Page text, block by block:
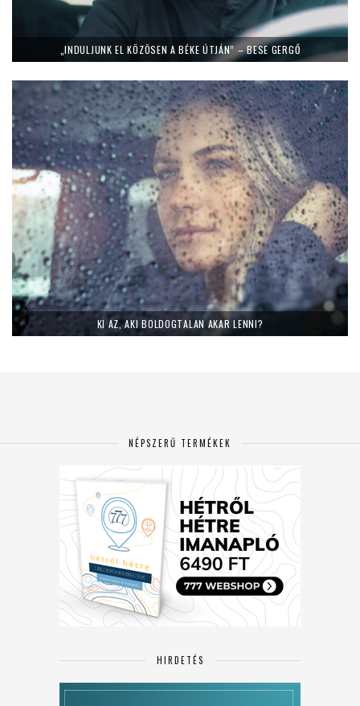
„INDULJUNK EL KÖZÖSEN A BÉKE ÚTJÁN” – BESE GERGŐ
KI AZ, AKI BOLDOGTALAN AKAR LENNI?
NÉPSZERŰ TERMÉKEK
HIRDETÉS